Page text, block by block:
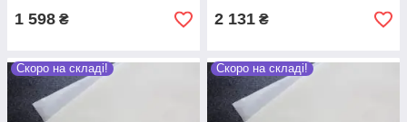
1 598 ₴ 2 131 ₴
Скоро на складі! Скоро на складі!